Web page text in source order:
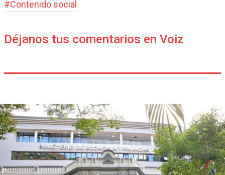
#Contenido social
Déjanos tus comentarios en Voiz